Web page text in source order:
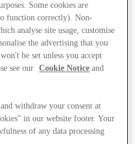
Some cookies are
function correctly). Non-
analyse site usage, customise
the advertising that you
be set unless you accept
see our
Cookie Notice and
withdraw your consent at
in our website footer. Your
of any data processing